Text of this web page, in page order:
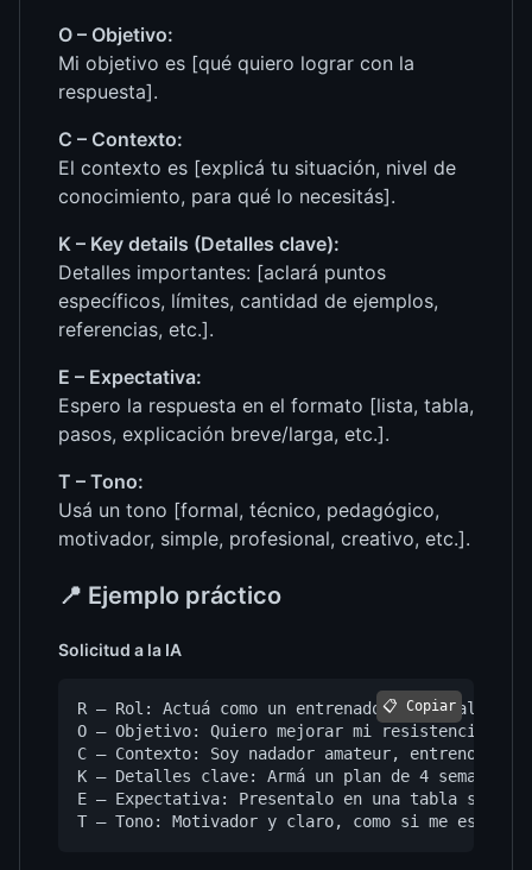
O – Objetivo:
Mi objetivo es [qué quiero lograr con la
respuesta].
C – Contexto:
El contexto es [explicá tu situación, nivel de
conocimiento, para qué lo necesitás].
K – Key details (Detalles clave):
Detalles importantes: [aclará puntos
específicos, límites, cantidad de ejemplos,
referencias, etc.].
E – Expectativa:
Espero la respuesta en el formato [lista, tabla,
pasos, explicación breve/larga, etc.].
T – Tono:
Usá un tono [formal, técnico, pedagógico,
motivador, simple, profesional, creativo, etc.].
📍 Ejemplo práctico
Solicitud a la IA
R – Rol: Actuá como un entrenador personal
O – Objetivo: Quiero mejorar mi resistencia
C – Contexto: Soy nadador amateur, entreno 3
K – Detalles clave: Armá un plan de 4
E – Expectativa: Presentalo en una tabla
📋 Copiar